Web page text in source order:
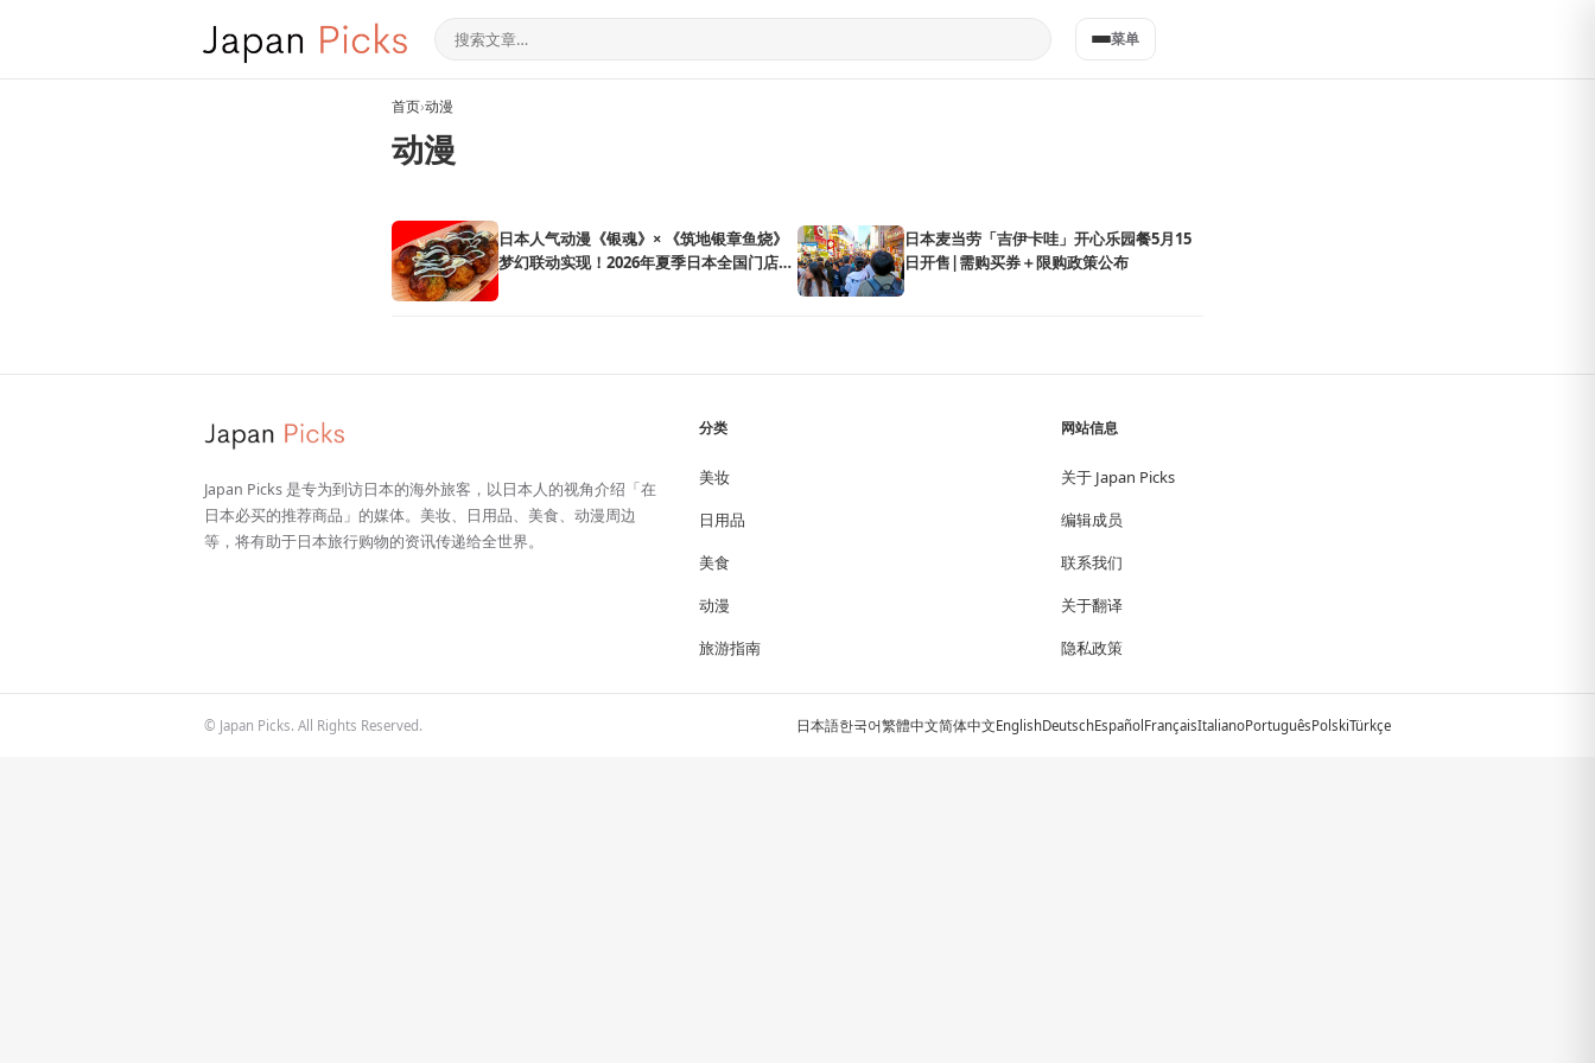
菜单
首页›动漫
动漫
日本人气动漫《银魂》× 《筑地银章鱼烧》
梦幻联动实现！2026年夏季日本全国门店开
日本麦当劳「吉伊卡哇」开心乐园餐5月15
日开售|需购买券＋限购政策公布
Japan Picks 是专为到访日本的海外旅客，以日本人的视角介绍「在
日本必买的推荐商品」的媒体。美妆、日用品、美食、动漫周边
等，将有助于日本旅行购物的资讯传递给全世界。
分类
美妆
日用品
美食
动漫
旅游指南
网站信息
关于 Japan Picks
编辑成员
联系我们
关于翻译
隐私政策
© Japan Picks. All Rights Reserved. 日本語한국어繁體中文简体中文EnglishDeutschEspañolFrançaisItalianoPortuguêsPolskiTürkçe